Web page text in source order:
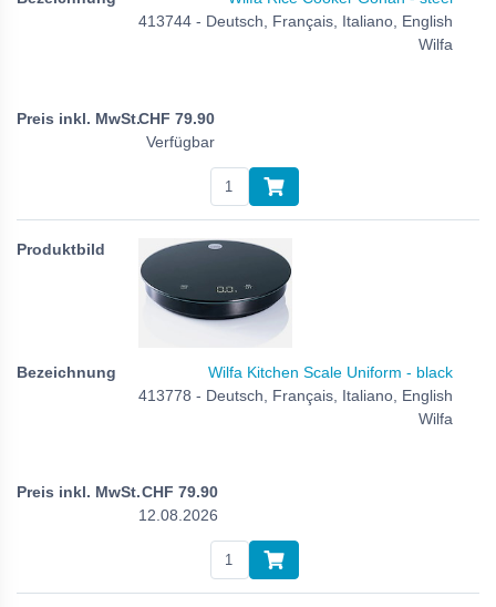
413744 - Deutsch, Français, Italiano, English
Wilfa
CHF 79.90
Verfügbar
Wilfa Kitchen Scale Uniform - black
413778 - Deutsch, Français, Italiano, English
Wilfa
CHF 79.90
12.08.2026